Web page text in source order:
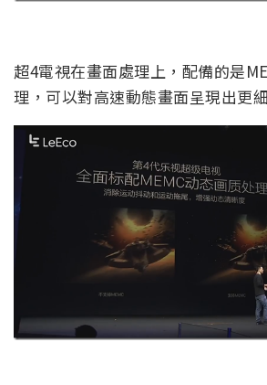
超4電視在畫面處理上，配備的是
理，可以對高速動態畫面呈現出更